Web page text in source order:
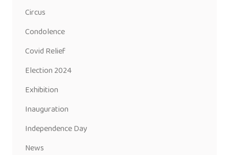
Circus
Condolence
Covid Relief
Election 2024
Exhibition
Inauguration
Independence Day
News